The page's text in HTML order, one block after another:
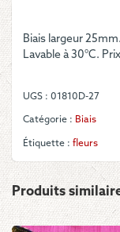
Tiges
de
sur
fond
Biais largeur
Lavable à 30°C.
UGS : 01810D-27
Catégorie : Biais
Étiquette : fleurs
Produits